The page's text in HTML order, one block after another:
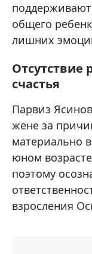
общего
лишних
Отсутствие
счастья
Парвиз
жене за
материально
юном
поэтому
взросления